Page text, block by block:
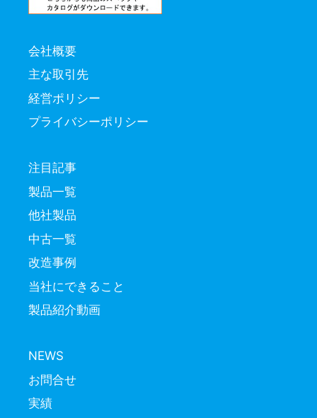
会社概要
主な取引先
経営ポリシー
プライバシーポリシー
注目記事
製品一覧
他社製品
中古一覧
改造事例
当社にできること
製品紹介動画
NEWS
お問合せ
実績